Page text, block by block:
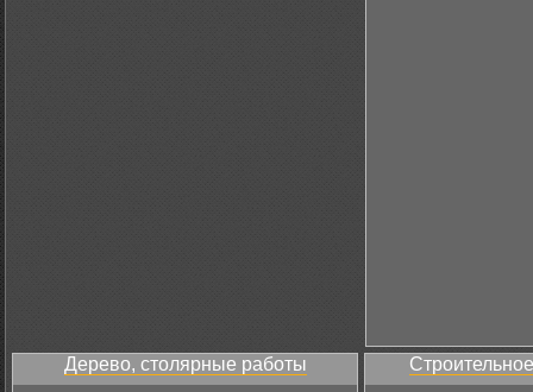
Дерево, столярные работы